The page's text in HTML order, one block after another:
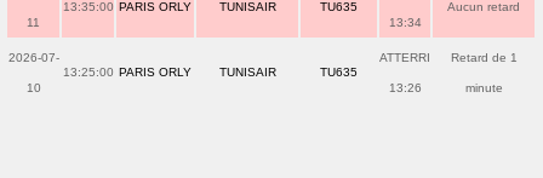
11
13:35:00 PARIS ORLY TUNISAIR TU635
13:34
Aucun retard
2026-07-
10
13:25:00 PARIS ORLY TUNISAIR TU635
ATTERRI
13:26
Retard de 1
minute